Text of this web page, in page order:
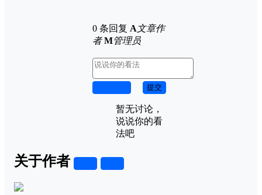
0 条回复 A文章作
者 M管理员
提交
暂无讨论，
说说你的看
法吧
关于作者